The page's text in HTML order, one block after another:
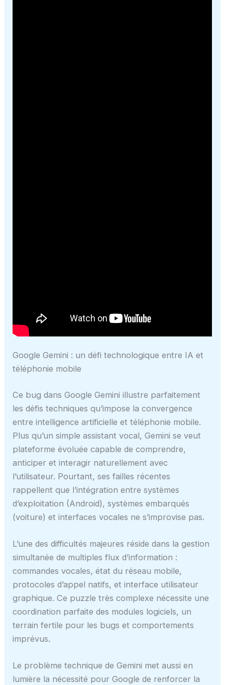
Google Gemini : un défi technologique entre IA et
téléphonie mobile
Ce bug dans Google Gemini illustre parfaitement
les défis techniques qu’impose la convergence
entre intelligence artificielle et téléphonie mobile.
Plus qu’un simple assistant vocal, Gemini se veut
plateforme évoluée capable de comprendre,
anticiper et interagir naturellement avec
l’utilisateur. Pourtant, ses failles récentes
rappellent que l’intégration entre systèmes
d’exploitation (Android), systèmes embarqués
(voiture) et interfaces vocales ne s’improvise pas.
L’une des difficultés majeures réside dans la gestion
simultanée de multiples flux d’information :
commandes vocales, état du réseau mobile,
protocoles d’appel natifs, et interface utilisateur
graphique. Ce puzzle très complexe nécessite une
coordination parfaite des modules logiciels, un
terrain fertile pour les bugs et comportements
imprévus.
Le problème technique de Gemini met aussi en
lumière la nécessité pour Google de renforcer la